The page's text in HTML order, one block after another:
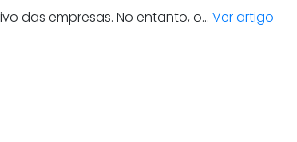
das empresas. No entanto, o... Ver artigo